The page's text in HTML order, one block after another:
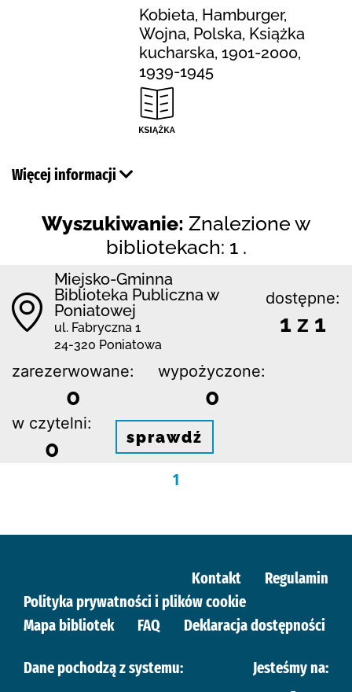
Kobieta, Hamburger,
Wojna, Polska, Książka
kucharska, 1901-2000,
1939-1945
Więcej informacji
Wyszukiwanie: Znalezione w
bibliotekach: 1 .
Miejsko-Gminna
Biblioteka Publiczna w
Poniatowej
ul. Fabryczna 1
24-320 Poniatowa
dostępne:
1 z 1
zarezerwowane:
0
wypożyczone:
0
w czytelni:
0 sprawdź
1
Kontakt
Regulamin
Polityka prywatności i plików cookie
Mapa bibliotek
FAQ Deklaracja dostępności
Dane pochodzą z systemu: Jesteśmy na: